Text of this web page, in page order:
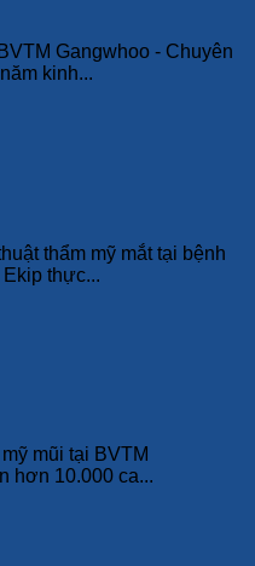
Gangwhoo - Chuyên
kinh...
thẩm mỹ mắt tại bệnh
thực...
mũi tại BVTM
hơn 10.000 ca...